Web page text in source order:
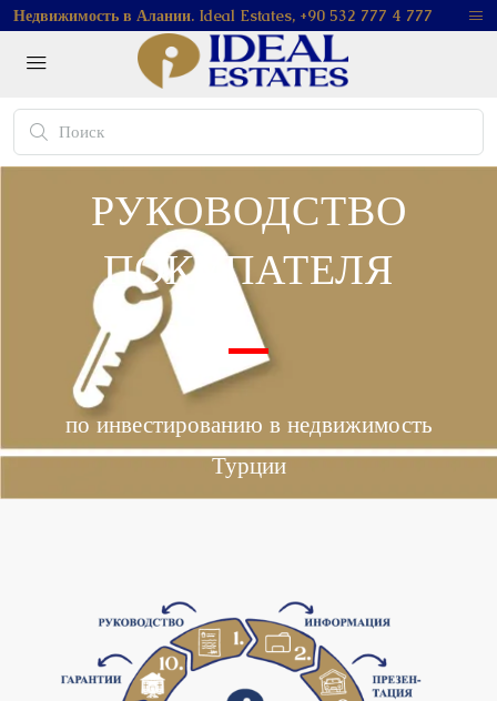
Недвижимость в Алании. Ideal Estates, +90 532 777 4 777
РУКОВОДСТВО
ПОКУПАТЕЛЯ
по инвестированию в недвижимость
Турции